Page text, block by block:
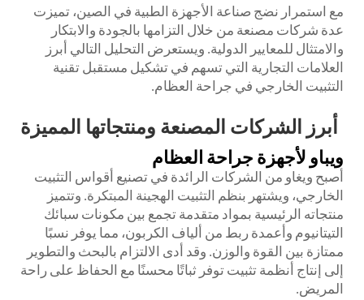
مع استمرار نضج صناعة الأجهزة الطبية في الصين، تميزت
عدة شركات مصنعة من خلال التزامها بالجودة والابتكار
والامتثال للمعايير الدولية. ويستعرض التحليل التالي أبرز
العلامات التجارية التي تسهم في تشكيل مستقبل تقنية
التثبيت الخارجي في جراحة العظام.
أبرز الشركات المصنعة ومنتجاتها المميزة
ويباو لأجهزة جراحة العظام
أصبح ويغاو من الشركات الرائدة في تصنيع أقواس التثبيت
الخارجي، ويشتهر بنظم التثبيت الهجينة المبتكرة. وتتميز
منتجاته الرئيسية بمواد متقدمة تجمع بين مكونات سبائك
التيتانيوم وأعمدة ربط من ألياف الكربون، مما يوفر نسبًا
ممتازة بين القوة والوزن. وقد أدى الالتزام بالبحث والتطوير
إلى إنتاج أنظمة تثبيت توفر ثباتًا محسنًا مع الحفاظ على راحة
المريض.